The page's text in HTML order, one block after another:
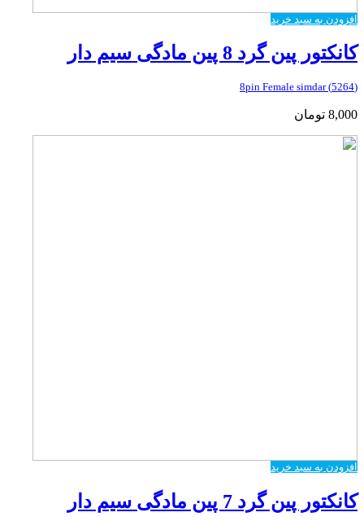
افزودن به سبد خرید
کانکتور پین گرد 8 پین مادگی سیم دار
(5264) 8pin Female simdar
8,000 تومان
افزودن به سبد خرید
کانکتور پین گرد 7 پین مادگی سیم دار